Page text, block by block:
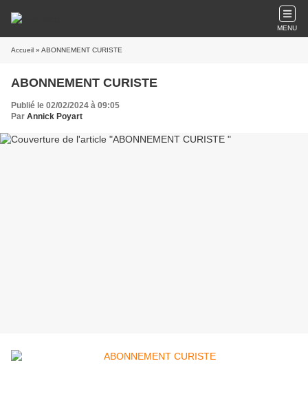
MENU
Accueil » ABONNEMENT CURISTE
ABONNEMENT CURISTE
Publié le 02/02/2024 à 09:05
Par Annick Poyart